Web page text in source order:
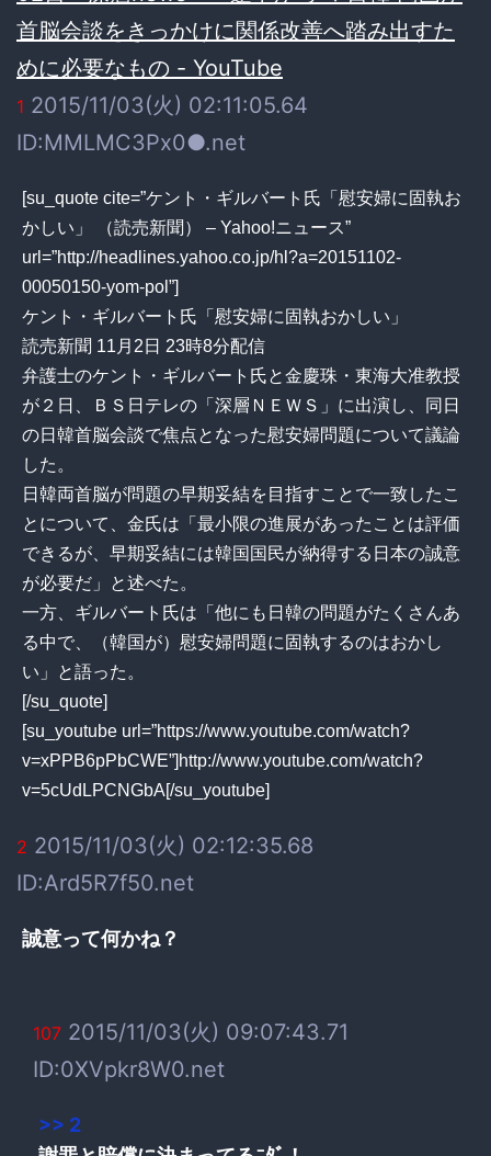
1 2015/11/03(火) 02:11:05.64
ID:MMLMC3Px0●.net
[su_quote cite=”ケント・ギルバート氏「慰安婦に固執お
かしい」 （読売新聞） – Yahoo!ニュース”
url=”http://headlines.yahoo.co.jp/hl?a=20151102-
00050150-yom-pol”]
ケント・ギルバート氏「慰安婦に固執おかしい」
読売新聞 11月2日 23時8分配信
弁護士のケント・ギルバート氏と金慶珠・東海大准教授
が２日、ＢＳ日テレの「深層ＮＥＷＳ」に出演し、同日
の日韓首脳会談で焦点となった慰安婦問題について議論
した。
日韓両首脳が問題の早期妥結を目指すことで一致したこ
とについて、金氏は「最小限の進展があったことは評価
できるが、早期妥結には韓国国民が納得する日本の誠意
が必要だ」と述べた。
一方、ギルバート氏は「他にも日韓の問題がたくさんあ
る中で、（韓国が）慰安婦問題に固執するのはおかし
い」と語った。
[/su_quote]
[su_youtube url=”https://www.youtube.com/watch?
v=xPPB6pPbCWE”]http://www.youtube.com/watch?
v=5cUdLPCNGbA[/su_youtube]
2 2015/11/03(火) 02:12:35.68
ID:Ard5R7f50.net
誠意って何かね？
107 2015/11/03(火) 09:07:43.71
ID:0XVpkr8W0.net
>> 2